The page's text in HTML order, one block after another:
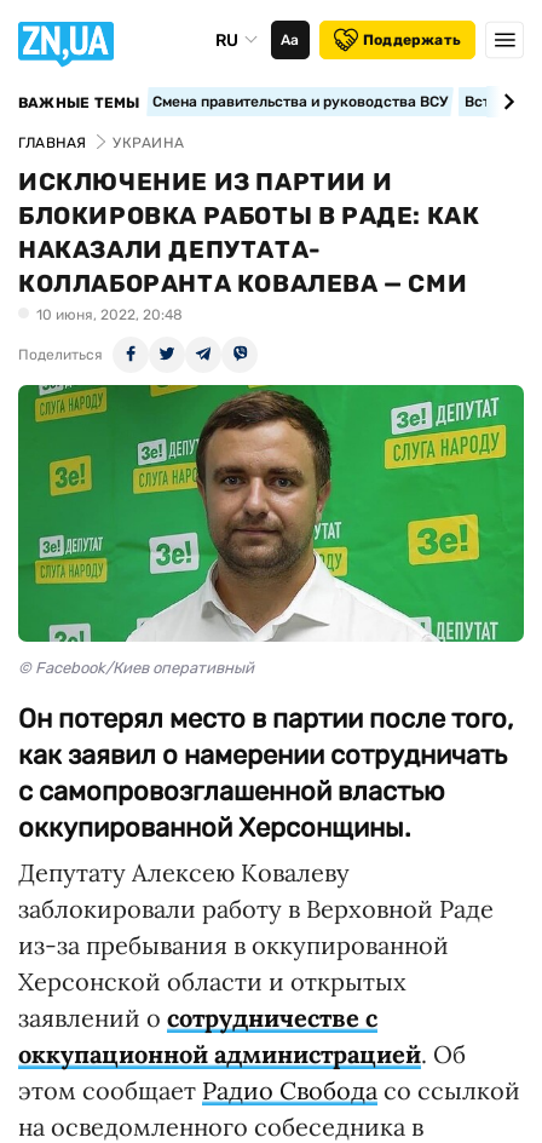
RU Аа Поддержать
ВАЖНЫЕ ТЕМЫ Смена правительства и руководства ВСУ
ГЛАВНАЯ УКРАИНА
ИСКЛЮЧЕНИЕ ИЗ ПАРТИИ И
БЛОКИРОВКА РАБОТЫ В РАДЕ: КАК
НАКАЗАЛИ ДЕПУТАТА-
КОЛЛАБОРАНТА КОВАЛЕВА — СМИ
10 июня, 2022, 20:48
Поделиться
© Facebook/Киев оперативный
Он потерял место в партии после того,
как заявил о намерении сотрудничать
с самопровозглашенной властью
оккупированной Херсонщины.
Депутату Алексею Ковалеву
заблокировали работу в Верховной Раде
из-за пребывания в оккупированной
Херсонской области и открытых
заявлений о сотрудничестве с
оккупационной администрацией. Об
этом сообщает Радио Свобода со ссылкой
на осведомленного собеседника в